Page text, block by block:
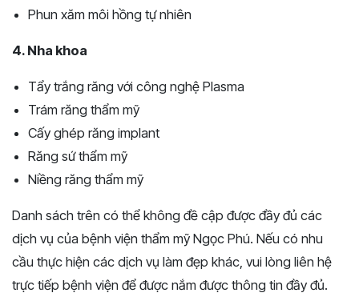
Phun xăm môi hồng tự nhiên
4. Nha khoa
Tẩy trắng răng với công nghệ Plasma
Trám răng thẩm mỹ
Cấy ghép răng implant
Răng sứ thẩm mỹ
Niềng răng thẩm mỹ
Danh sách trên có thể không đề cập được đầy đủ các
dịch vụ của bệnh viện thẩm mỹ Ngọc Phú. Nếu có nhu
cầu thực hiện các dịch vụ làm đẹp khác, vui lòng liên hệ
trực tiếp bệnh viện để được nắm được thông tin đầy đủ.